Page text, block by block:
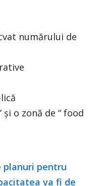
numărului de
o zonă de “ food